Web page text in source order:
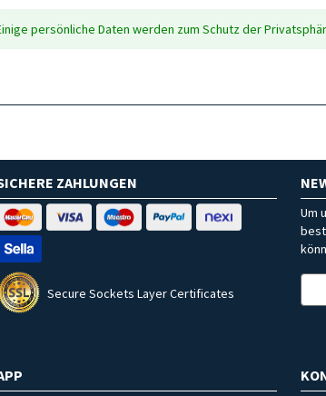
persönliche Daten werden zum Schutz der
ZAHLUNGEN
Secure Sockets Layer Certificates
Um